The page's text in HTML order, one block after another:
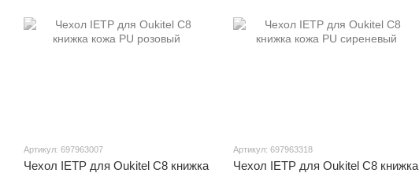
Артикул: 697963007
Чехол IETP для Oukitel C8 книжка
Артикул: 697963318
Чехол IETP для Oukitel C8 книжка